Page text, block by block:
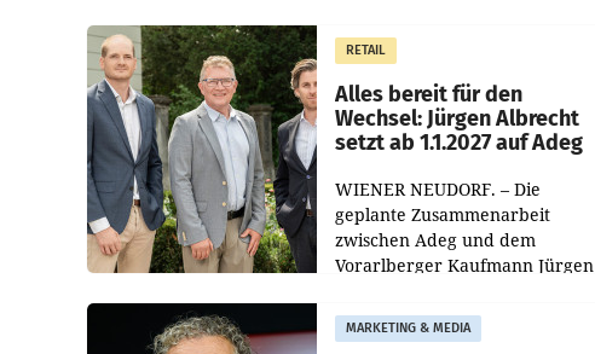
Müller die Initiative „Kreislauf-
Helden“ in allen
österreichischen Müller-Filialen
RETAIL
Alles bereit für den
Wechsel: Jürgen Albrecht
setzt ab 1.1.2027 auf Adeg
WIENER NEUDORF. – Die
geplante Zusammenarbeit
zwischen Adeg und dem
Vorarlberger Kaufmann Jürgen
freigegeben: Die
Bundeswettbewerbsbehörde
MARKETING & MEDIA